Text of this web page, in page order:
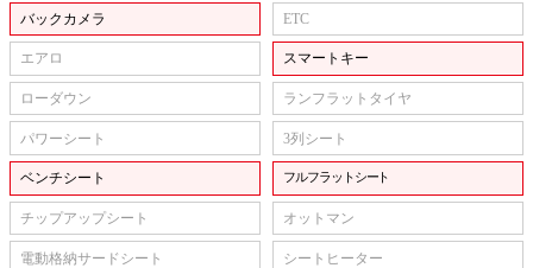
バックカメラ ETC
エアロ スマートキー
ローダウン ランフラットタイヤ
パワーシート 3列シート
ベンチシート フルフラットシート
チップアップシート オットマン
電動格納サードシート シートヒーター